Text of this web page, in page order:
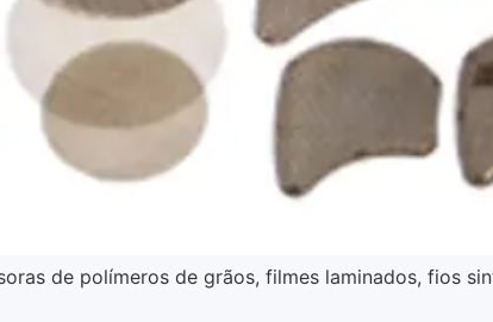
de polímeros de grãos, filmes laminados, fios